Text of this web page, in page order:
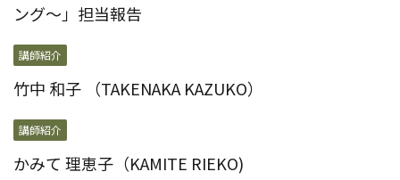
ング～」担当報告
講師紹介
竹中 和子 （TAKENAKA KAZUKO）
講師紹介
かみて 理恵子（KAMITE RIEKO)